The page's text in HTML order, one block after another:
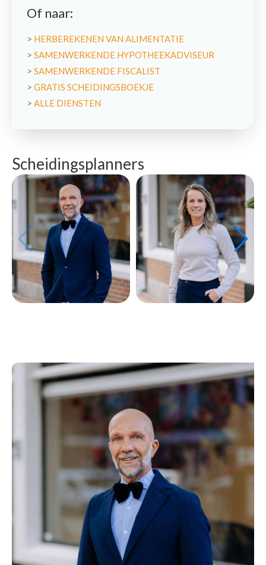
Of naar:
> HERBEREKENEN VAN ALIMENTATIE
> SAMENWERKENDE HYPOTHEEKADVISEUR
> SAMENWERKENDE FISCALIST
> GRATIS SCHEIDINGSBOEKJE
> ALLE DIENSTEN
Scheidingsplanners